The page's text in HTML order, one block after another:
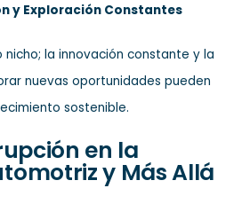
y Exploración Constantes
nicho; la innovación constante y la
nuevas oportunidades pueden
sostenible.
en la
y Más Allá